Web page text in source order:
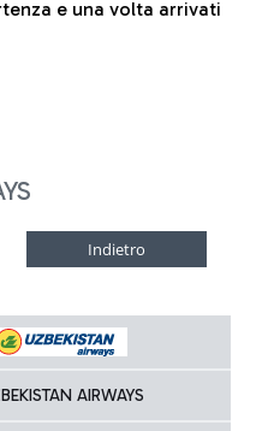
e una volta arrivati
AIRWAYS